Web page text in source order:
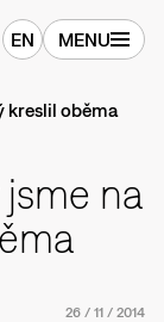
EN MENU
jsme na
26 / 11 / 2014